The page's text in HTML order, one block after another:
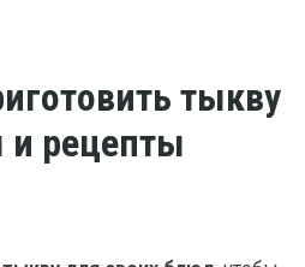
тыкву
и рецепты